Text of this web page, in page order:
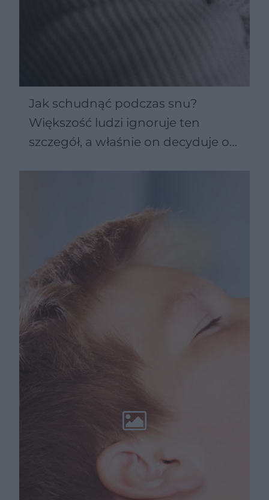
Jak schudnąć podczas snu?
Większość ludzi ignoruje ten
szczegół, a właśnie on decyduje o